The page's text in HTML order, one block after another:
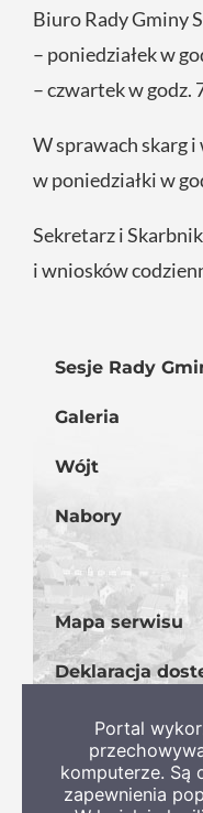
Biuro Rady Gminy
– poniedziałek w
– czwartek w godz.
W sprawach skarg
w poniedziałki w
Sekretarz i
i wniosków
Sesje Rady
Galeria
Wójt
Nabory
Mapa serwisu
Deklaracja
Portal
komputerze. Są
zapewnienia